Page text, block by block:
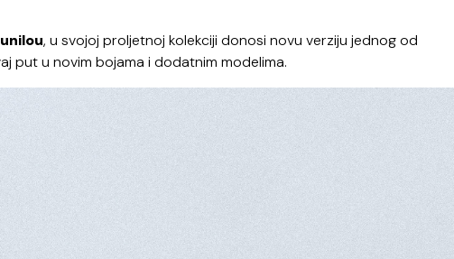
, u svojoj proljetnoj kolekciji donosi novu verziju jednog od
put u novim bojama i dodatnim modelima.